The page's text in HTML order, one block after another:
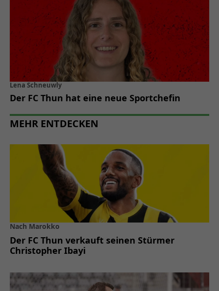
Lena Schneuwly
Der FC Thun hat eine neue Sportchefin
MEHR ENTDECKEN
Nach Marokko
Der FC Thun verkauft seinen Stürmer
Christopher Ibayi